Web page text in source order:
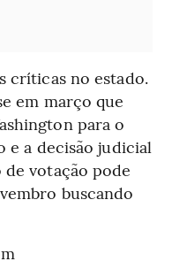
críticas no estado.
em março que
para o
e a decisão judicial
votação pode
buscando